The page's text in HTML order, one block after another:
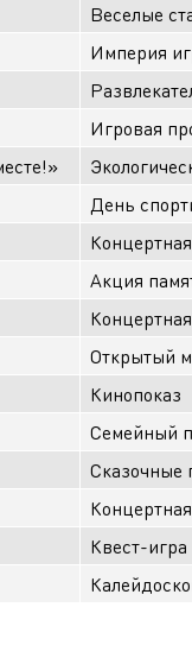
Веселые
Империя
Игровая
День
Акция
Открытый
Кинопоказ
Семейный
Сказочные
Квест-игра